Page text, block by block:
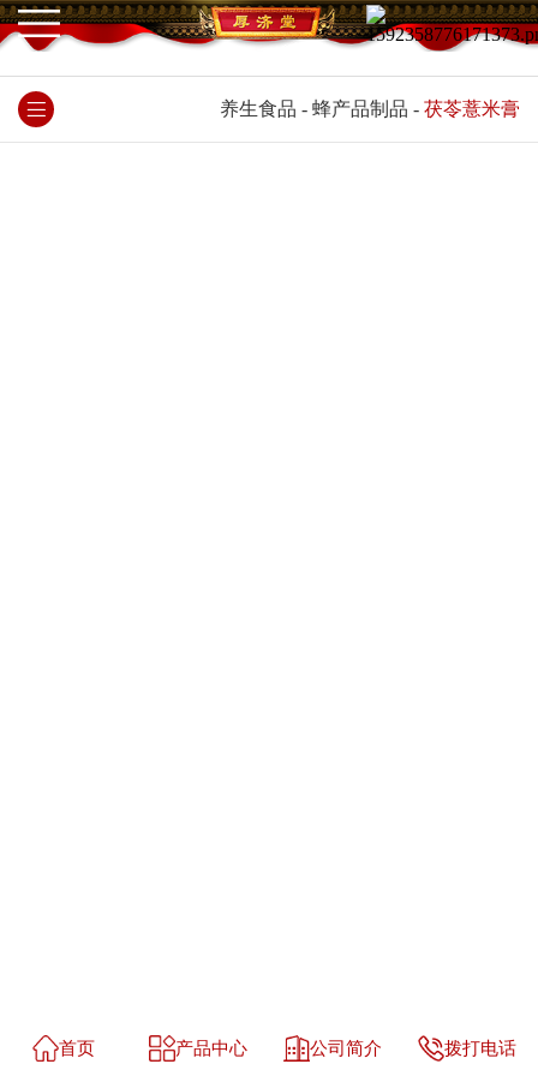
养生食品 - 蜂产品制品 - 茯苓薏米膏
首页 产品中心 公司简介 拨打电话